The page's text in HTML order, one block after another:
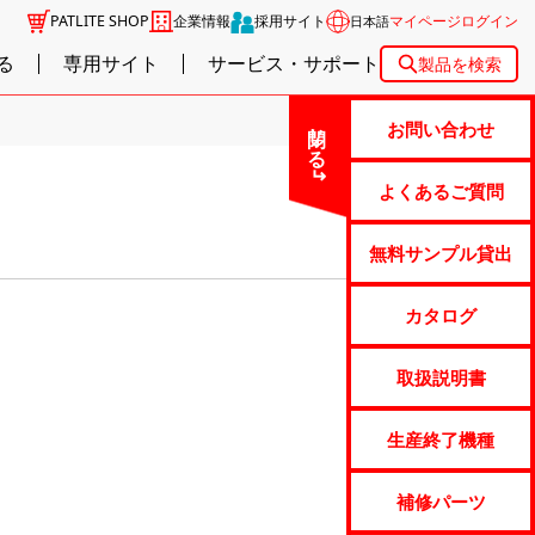
PATLITE SHOP 企業情報 採用サイト 日本語マイページログイン
専用サイト サービス・サポート 製品を検索
閉じる お問い合わせ
よくあるご質問
無料サンプル貸出
カタログ
取扱説明書
生産終了機種
補修パーツ